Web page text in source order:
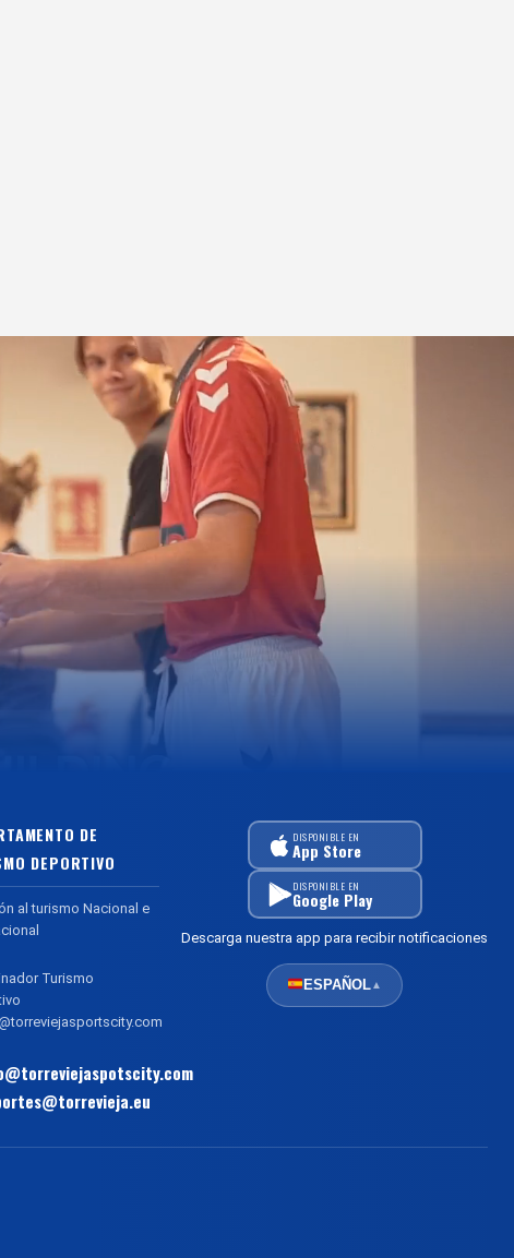
DE
DEPORTIVO
al turismo Nacional e
Turismo
DISPONIBLE EN
App Store
DISPONIBLE EN
Google Play
Descarga nuestra app para recibir notificaciones
ESPAÑOL▲